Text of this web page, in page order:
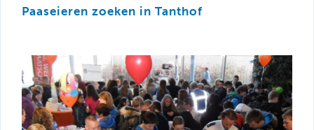
Paaseieren zoeken in Tanthof